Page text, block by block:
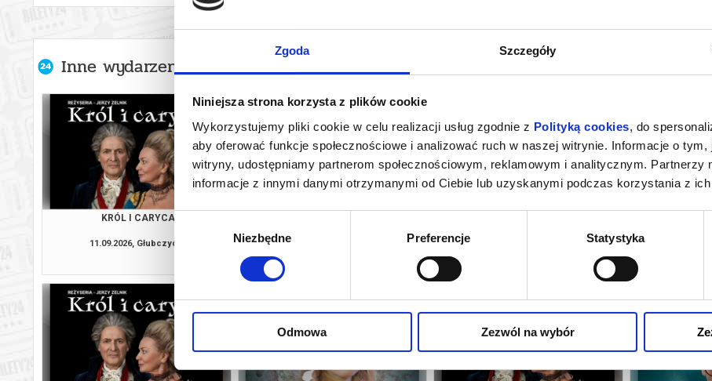
Zgoda Szczegóły
Niniejsza strona korzysta z plików cookie
Wykorzystujemy pliki cookie w celu realizacji usług zgodnie z Polityką cookies, do
aby oferować funkcje społecznościowe i analizować ruch w naszej witrynie. Informacje o
witryny, udostępniamy partnerom społecznościowym, reklamowym i analitycznym. Partnerzy
informacje z innymi danymi otrzymanymi od Ciebie lub uzyskanymi podczas korzystania z ich
Wybór
Niezbędne Preferencje Statystyka
Odmowa Zezwól na wybór
Inne wydarzenia organizatora
KRÓL I CARYCA
11.09.2026, Głubczyce
kup bilet
kup bilet